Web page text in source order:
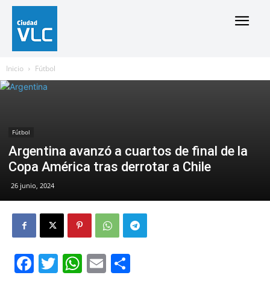
Inicio Fútbol
Fútbol
Argentina avanzó a cuartos de final de la
Copa América tras derrotar a Chile
26 junio, 2024
Facebook
Twitter
WhatsApp
Email